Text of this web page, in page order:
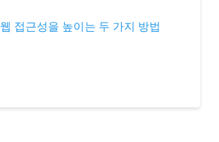
웹 접근성을 높이는 두 가지 방법